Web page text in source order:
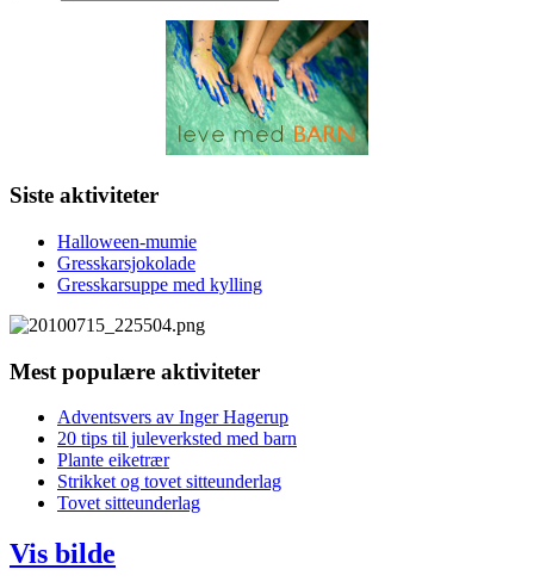
Siste aktiviteter
Halloween-mumie
Gresskarsjokolade
Gresskarsuppe med kylling
Mest populære aktiviteter
Adventsvers av Inger Hagerup
20 tips til juleverksted med barn
Plante eiketrær
Strikket og tovet sitteunderlag
Tovet sitteunderlag
Vis bilde